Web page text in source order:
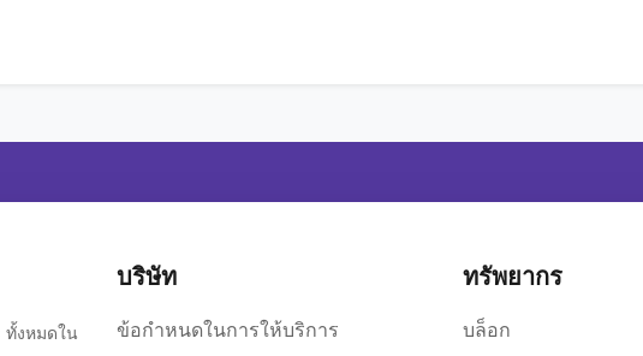
ทั้งหมดใน
บริษัท
ข้อกำหนดในการให้บริการ
ทรัพยากร
บล็อก